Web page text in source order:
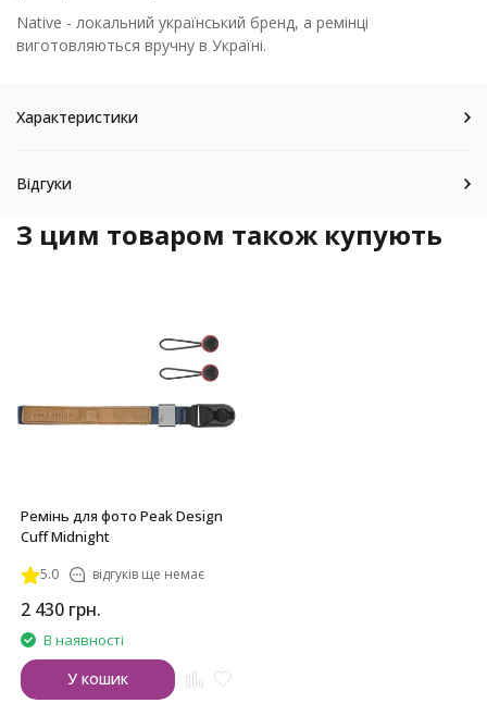
Native - локальний український бренд, а ремінці
виготовляються вручну в Україні.
Характеристики
Відгуки
З цим товаром також купують
Ремінь для фото Peak Design
Cuff Midnight
5.0 відгуків ще немає
2 430 грн.
В наявності
У кошик